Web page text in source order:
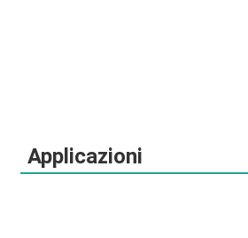
Applicazioni